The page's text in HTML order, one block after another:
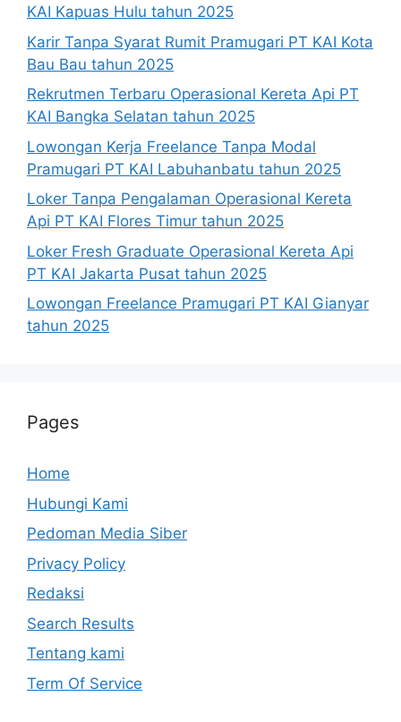
KAI Kapuas Hulu tahun 2025
Karir Tanpa Syarat Rumit Pramugari PT KAI Kota
Bau Bau tahun 2025
Rekrutmen Terbaru Operasional Kereta Api PT
KAI Bangka Selatan tahun 2025
Lowongan Kerja Freelance Tanpa Modal
Pramugari PT KAI Labuhanbatu tahun 2025
Loker Tanpa Pengalaman Operasional Kereta
Api PT KAI Flores Timur tahun 2025
Loker Fresh Graduate Operasional Kereta Api
PT KAI Jakarta Pusat tahun 2025
Lowongan Freelance Pramugari PT KAI Gianyar
tahun 2025
Pages
Home
Hubungi Kami
Pedoman Media Siber
Privacy Policy
Redaksi
Search Results
Tentang kami
Term Of Service